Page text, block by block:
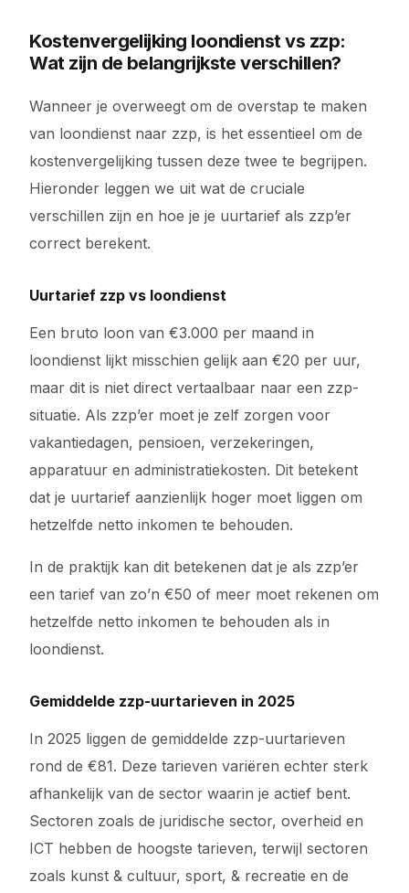
Kostenvergelijking loondienst vs zzp:
Wat zijn de belangrijkste verschillen?
Wanneer je overweegt om de overstap te maken
van loondienst naar zzp, is het essentieel om de
kostenvergelijking tussen deze twee te begrijpen.
Hieronder leggen we uit wat de cruciale
verschillen zijn en hoe je je uurtarief als zzp’er
correct berekent.
Uurtarief zzp vs loondienst
Een bruto loon van €3.000 per maand in
loondienst lijkt misschien gelijk aan €20 per uur,
maar dit is niet direct vertaalbaar naar een zzp-
situatie. Als zzp’er moet je zelf zorgen voor
vakantiedagen, pensioen, verzekeringen,
apparatuur en administratiekosten. Dit betekent
dat je uurtarief aanzienlijk hoger moet liggen om
hetzelfde netto inkomen te behouden.
In de praktijk kan dit betekenen dat je als zzp’er
een tarief van zo’n €50 of meer moet rekenen om
hetzelfde netto inkomen te behouden als in
loondienst.
Gemiddelde zzp-uurtarieven in 2025
In 2025 liggen de gemiddelde zzp-uurtarieven
rond de €81. Deze tarieven variëren echter sterk
afhankelijk van de sector waarin je actief bent.
Sectoren zoals de juridische sector, overheid en
ICT hebben de hoogste tarieven, terwijl sectoren
zoals kunst & cultuur, sport, & recreatie en de